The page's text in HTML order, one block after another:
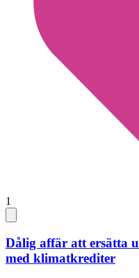
1
Dålig affär att ersätta
med klimatkrediter